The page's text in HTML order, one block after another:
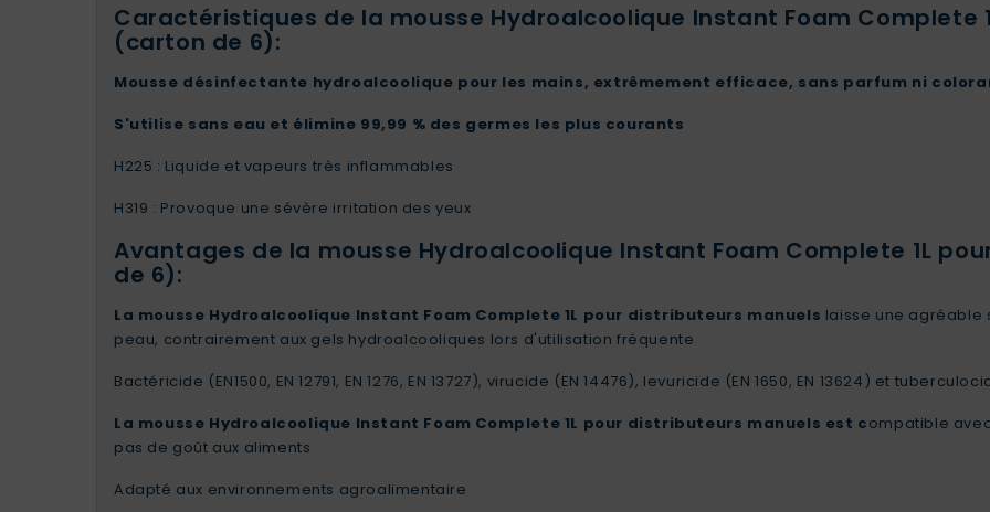
Caractéristiques de la mousse Hydroalcoolique Instant Foam Complete
(carton de 6):
Mousse désinfectante hydroalcoolique pour les mains, extrêmement efficace, sans parfum ni
S'utilise sans eau et élimine 99,99 % des germes les plus courants
H225 : Liquide et vapeurs très inflammables
H319 : Provoque une sévère irritation des yeux
Avantages de la mousse Hydroalcoolique Instant Foam Complete 1L
de 6):
La mousse Hydroalcoolique Instant Foam Complete 1L pour distributeurs manuels laisse une agréable
peau, contrairement aux gels hydroalcooliques lors d'utilisation fréquente
Bactéricide (EN1500, EN 12791, EN 1276, EN 13727), virucide (EN 14476), levuricide (EN 1650, EN 13624) et
La mousse Hydroalcoolique Instant Foam Complete 1L pour distributeurs manuels est compatible
pas de goût aux aliments
Adapté aux environnements agroalimentaire